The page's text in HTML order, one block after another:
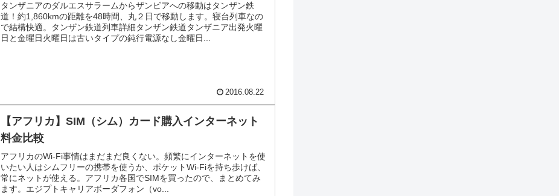
タンザニアのダルエスサラームからザンビアへの移動はタンザン鉄
道！約1,860kmの距離を48時間、丸２日で移動します。寝台列車なの
で結構快適。タンザン鉄道列車詳細タンザン鉄道タンザニア出発火曜
日と金曜日火曜日は古いタイプの鈍行電源なし金曜日...
2016.08.22
【アフリカ】SIM（シム）カード購入インターネット
料金比較
アフリカのWi-Fi事情はまだまだ良くない。頻繁にインターネットを使
いたい人はシムフリーの携帯を使うか、ポケットWi-Fiを持ち歩けば、
常にネットが使える。アフリカ各国でSIMを買ったので、まとめてみ
ます。エジプトキャリアボーダフォン（vo...